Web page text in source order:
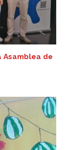
Asamblea de